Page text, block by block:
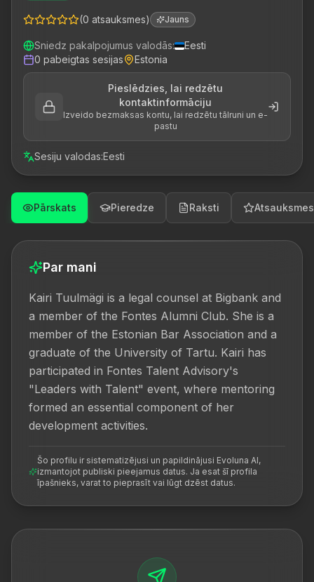
(0 atsauksmes) Jauns
Sniedz pakalpojumus valodās:
Eesti
0 pabeigtas sesijas Estonia
Pieslēdzies, lai redzētu
kontaktinformāciju
Izveido bezmaksas kontu, lai redzētu tālruni un e-
pastu
Sesiju valodas:Eesti
Pārskats Pieredze Raksti Atsauksmes
Par mani
Kairi Tuulmägi is a legal counsel at Bigbank and
a member of the Fontes Alumni Club. She is a
member of the Estonian Bar Association and a
graduate of the University of Tartu. Kairi has
participated in Fontes Talent Advisory's
"Leaders with Talent" event, where mentoring
formed an essential component of her
development activities.
Šo profilu ir sistematizējusi un papildinājusi Evoluna AI,
izmantojot publiski pieejamus datus. Ja esat šī profila
īpašnieks, varat to pieprasīt vai lūgt dzēst datus.